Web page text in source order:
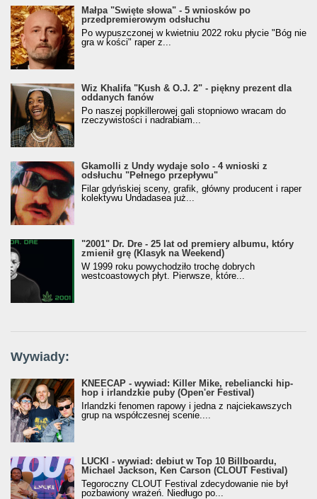
Małpa "Święte słowa" - 5 wniosków po
przedpremierowym odsłuchu
Po wypuszczonej w kwietniu 2022 roku płycie "Bóg nie
gra w kości" raper z...
Wiz Khalifa "Kush & O.J. 2" - piękny prezent dla
oddanych fanów
Po naszej popkillerowej gali stopniowo wracam do
rzeczywistości i nadrabiam...
Gkamolli z Undy wydaje solo - 4 wnioski z
odsłuchu "Pełnego przepływu"
Filar gdyńskiej sceny, grafik, główny producent i raper
kolektywu Undadasea już...
"2001" Dr. Dre - 25 lat od premiery albumu, który
zmienił grę (Klasyk na Weekend)
W 1999 roku powychodziło trochę dobrych
westcoastowych płyt. Pierwsze, które...
Wywiady:
KNEECAP - wywiad: Killer Mike, rebeliancki hip-
hop i irlandzkie puby (Open'er Festival)
Irlandzki fenomen rapowy i jedna z najciekawszych
grup na współczesnej scenie....
LUCKI - wywiad: debiut w Top 10 Billboardu,
Michael Jackson, Ken Carson (CLOUT Festival)
Tegoroczny CLOUT Festival zdecydowanie nie był
pozbawiony wrażeń. Niedługo po...